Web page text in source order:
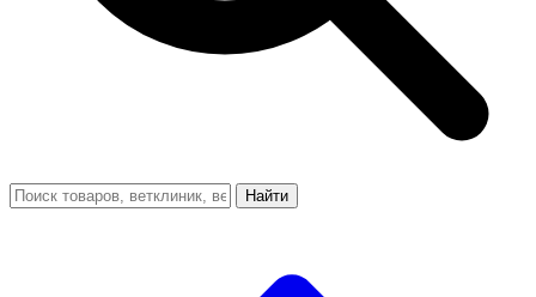
Найти